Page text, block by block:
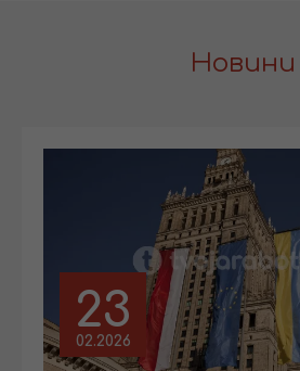
Новини
23
02.2026